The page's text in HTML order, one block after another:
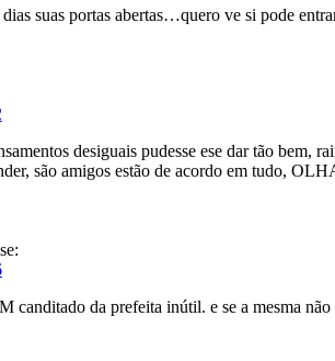
suas portas abertas…quero ve si pode
desiguais pudesse ese dar tão
são amigos estão de acordo em
da prefeita inútil. e se a mesma não